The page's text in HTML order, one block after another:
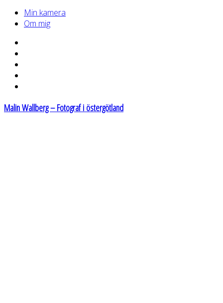
Min kamera
Om mig
Malin Wallberg – Fotograf i östergötland